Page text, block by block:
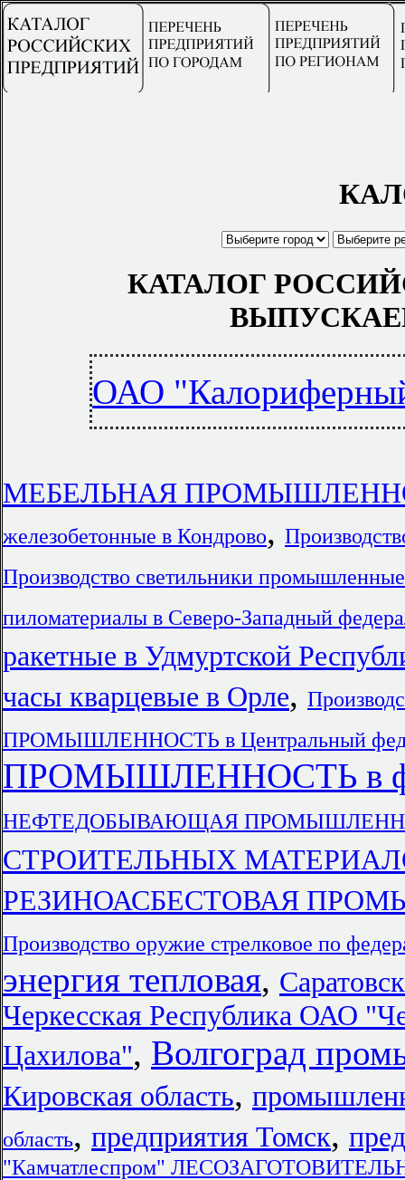
КАТАЛОГ
ОАО
МЕБЕЛЬНАЯ
железобетонные в Кондрово,
Производство светильники
пиломатериалы в Северо-Западный
ракетные в Удмуртской
часы кварцевые в Орле,
ПРОМЫШЛЕННОСТЬ в Центральный
ПРОМЫШЛЕННОСТЬ в
НЕФТЕДОБЫВАЮЩАЯ
СТРОИТЕЛЬНЫХ МАТЕРИАЛОВ
РЕЗИНОАСБЕСТОВАЯ
Производство оружие стрелковое по
энергия тепловая,
Черкесская Республика ОАО
Цахилова", Волгоград
Кировская область,
область, предприятия Томск,
"Камчатлеспром"